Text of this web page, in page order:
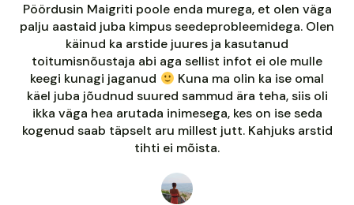
Pöördusin Maigriti poole enda murega, et olen väga
palju aastaid juba kimpus seedeprobleemidega. Olen
käinud ka arstide juures ja kasutanud
toitumisnõustaja abi aga sellist infot ei ole mulle
keegi kunagi jaganud
Kuna ma olin ka ise omal
käel juba jõudnud suured sammud ära teha, siis oli
ikka väga hea arutada inimesega, kes on ise seda
kogenud saab täpselt aru millest jutt. Kahjuks arstid
tihti ei mõista.